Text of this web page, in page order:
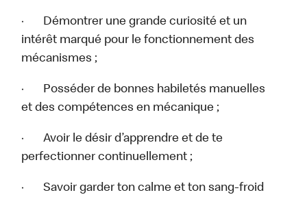
· Démontrer une grande curiosité et un
intérêt marqué pour le fonctionnement des
mécanismes ;
· Posséder de bonnes habiletés manuelles
et des compétences en mécanique ;
· Avoir le désir d’apprendre et de te
perfectionner continuellement ;
· Savoir garder ton calme et ton sang-froid